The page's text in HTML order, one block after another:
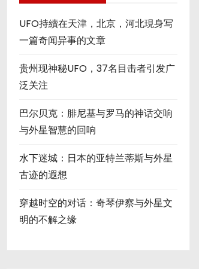
UFO持續在天津，北京，河北現身写
一篇奇闻异事的文章
贵州现神秘UFO，37名目击者引发广
泛关注
巴尔贝克：腓尼基与罗马的神话交响
与外星智慧的回响
水下迷城：日本的亚特兰蒂斯与外星
古迹的遐想
穿越时空的对话：奇琴伊察与外星文
明的不解之缘